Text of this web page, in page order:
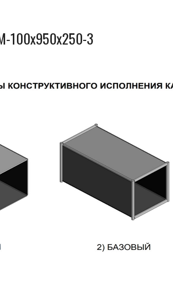
100x950x250-3